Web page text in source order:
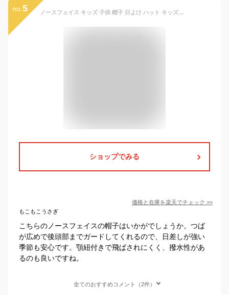
no. 5 ノースフェイス キッズ 子供 帽子 日よけ ハット キッズサンシールドハット THE NORTH FACE KIDS SUNSHILD HAT NNJ02316 男の子 女の子 紫外線 日差し防止 UVケア 撥水 2024春夏新作 正規品 送料無料(ネコポス便)
ショップでみる
価格と在庫を楽天でチェック >>
もこもこうさぎ
こちらのノースフェイスの帽子はいかがでしょうか。つば
が広めで後頭部までガードしてくれるので、日差しが強い
季節も安心です。顎紐付きで飛ばされにくく、撥水性があ
るのも良いですね。
全てのおすすめコメント（2件）